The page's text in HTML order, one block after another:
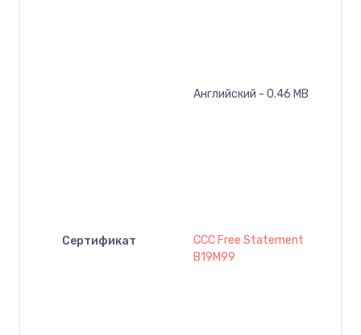
Сертификат
Английский - 0.46 MB
CCC Free Statement
B19M99